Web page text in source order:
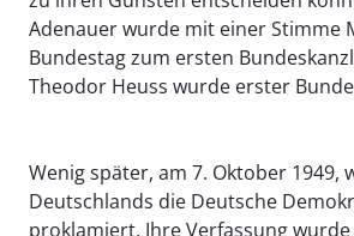
Adenauer wurde mit einer Stimme
Bundestag zum ersten
Theodor Heuss wurde erster
Wenig später, am 7. Oktober 1949,
Deutschlands die Deutsche
proklamiert. Ihre Verfassung